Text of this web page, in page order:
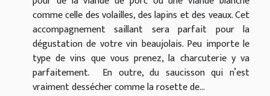
comme celle des volailles, des lapins et des veaux. Cet
accompagnement saillant sera parfait pour la
dégustation de votre vin beaujolais. Peu importe le
type de vins que vous prenez, la charcuterie y va
parfaitement. En outre, du saucisson qui n’est
vraiment dessécher comme la rosette de...